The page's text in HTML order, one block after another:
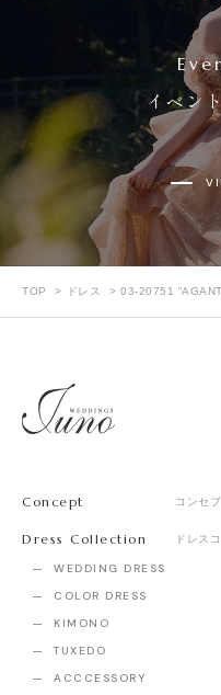
イベン
TOP ドレス 03-20751
Concept コンセプ
Dress Collection ドレス
WEDDING DRESS
COLOR DRESS
KIMONO
TUXEDO
ACCCESSORY